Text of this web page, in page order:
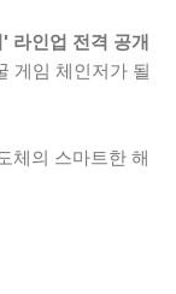
라인업 전격 공개
게임 체인저가 될
체의 스마트한 해